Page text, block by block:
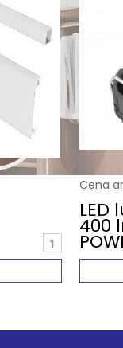
Cena
LED
400